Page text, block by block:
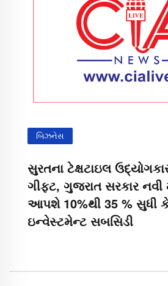
બિઝનેસ
સુરતના ટેક્ષટાઇલ
ગીફ્ટ, ગુજરાત સરકાર નવી
આપશે 10%થી 35 % સુધી
ઇન્વેસ્ટમેન્ટ સબસિડી